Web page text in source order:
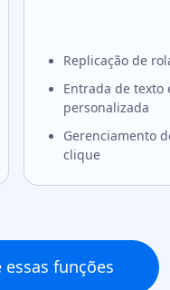
Replicação de
Entrada de texto
personalizada
Gerenciamento
clique
funções